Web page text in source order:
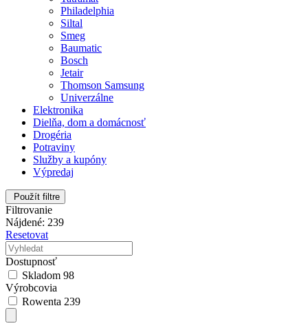
Philadelphia
Siltal
Smeg
Baumatic
Bosch
Jetair
Thomson Samsung
Univerzálne
Elektronika
Dielňa, dom a domácnosť
Drogéria
Potraviny
Služby a kupóny
Výpredaj
Použít filtre
Filtrovanie
Nájdené: 239
Resetovat
Dostupnosť
Skladom 98
Výrobcovia
Rowenta 239